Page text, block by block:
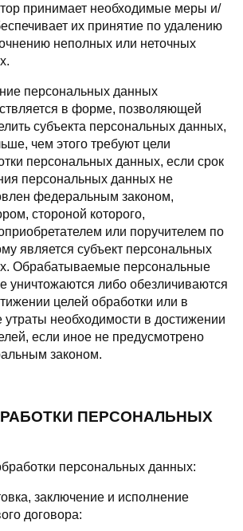
принимает необходимые меры и/
их принятие по удалению
неполных или неточных
персональных данных
в форме, позволяющей
субъекта персональных данных,
чем этого требуют цели
персональных данных, если срок
персональных данных не
федеральным законом,
стороной которого,
или поручителем по
является субъект персональных
Обрабатываемые персональные
уничтожаются либо обезличиваются
целей обработки или в
утраты необходимости в достижении
если иное не предусмотрено
законом.
ПЕРСОНАЛЬНЫХ
персональных данных:
заключение и исполнение
договора: